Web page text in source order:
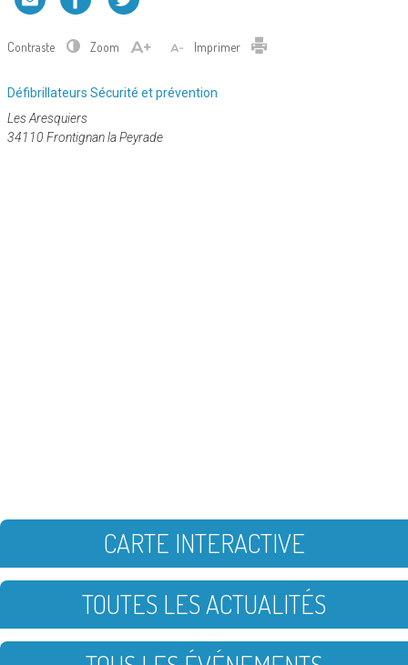
Contraste Zoom Imprimer
Catégorie
Défibrillateurs Sécurité et prévention
Les Aresquiers
34110 Frontignan la Peyrade
CARTE INTERACTIVE
TOUTES LES ACTUALITÉS